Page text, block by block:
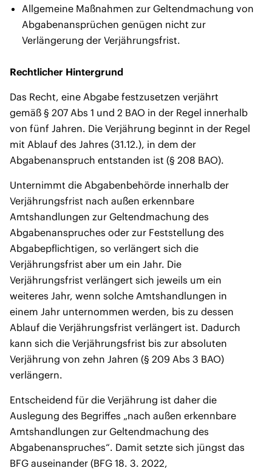
Allgemeine Maßnahmen zur Geltendmachung von
Abgabenansprüchen genügen nicht zur
Verlängerung der Verjährungsfrist.
Rechtlicher Hintergrund
Das Recht, eine Abgabe festzusetzen verjährt
gemäß § 207 Abs 1 und 2 BAO in der Regel innerhalb
von fünf Jahren. Die Verjährung beginnt in der Regel
mit Ablauf des Jahres (31.12.), in dem der
Abgabenanspruch entstanden ist (§ 208 BAO).
Unternimmt die Abgabenbehörde innerhalb der
Verjährungsfrist nach außen erkennbare
Amtshandlungen zur Geltendmachung des
Abgabenanspruches oder zur Feststellung des
Abgabepflichtigen, so verlängert sich die
Verjährungsfrist aber um ein Jahr. Die
Verjährungsfrist verlängert sich jeweils um ein
weiteres Jahr, wenn solche Amtshandlungen in
einem Jahr unternommen werden, bis zu dessen
Ablauf die Verjährungsfrist verlängert ist. Dadurch
kann sich die Verjährungsfrist bis zur absoluten
Verjährung von zehn Jahren (§ 209 Abs 3 BAO)
verlängern.
Entscheidend für die Verjährung ist daher die
Auslegung des Begriffes „nach außen erkennbare
Amtshandlungen zur Geltendmachung des
Abgabenanspruches“. Damit setzte sich jüngst das
BFG auseinander (BFG 18. 3. 2022,